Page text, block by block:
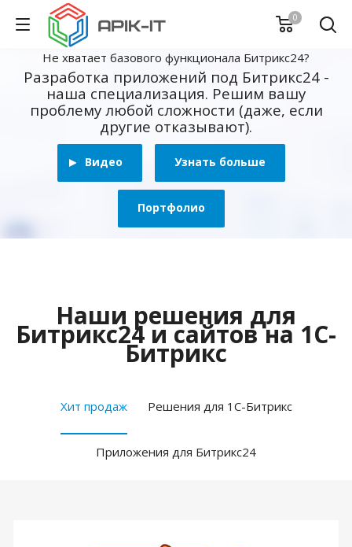
0
Не хватает базового функционала Битрикс24?
Разработка приложений под Битрикс24 -
наша специализация. Решим вашу
проблему любой сложности (даже, если
другие отказывают).
Видео Узнать больше
Портфолио
Наши решения для
Битрикс24 и сайтов на 1С-
Битрикс
Хит продаж Решения для 1С-Битрикс
Приложения для Битрикс24